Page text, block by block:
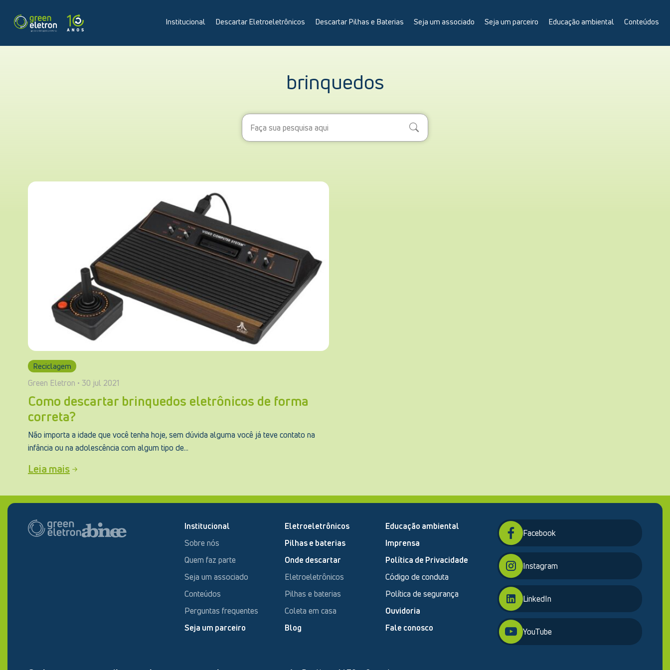
Institucional Descartar Eletroeletrônicos Descartar Pilhas e Baterias Seja um associado Seja um parceiro Educação ambiental Conteúdos
brinquedos
Search
Reciclagem
Green Eletron • 30 jul 2021
Como descartar brinquedos eletrônicos de forma
correta?
Não importa a idade que você tenha hoje, sem dúvida alguma você já teve contato na
infância ou na adolescência com algum tipo de...
Leia mais
Institucional
Sobre nós
Quem faz parte
Seja um associado
Conteúdos
Perguntas frequentes
Seja um parceiro
Eletroeletrônicos
Pilhas e baterias
Onde descartar
Eletroeletrônicos
Pilhas e baterias
Coleta em casa
Blog
Educação ambiental
Imprensa
Política de Privacidade
Código de conduta
Política de segurança
Ouvidoria
Fale conosco
Facebook
Instagram
LinkedIn
YouTube